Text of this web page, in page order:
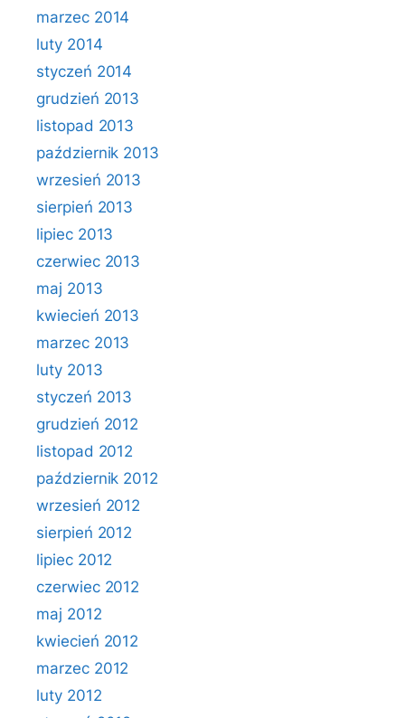
marzec 2014
luty 2014
styczeń 2014
grudzień 2013
listopad 2013
październik 2013
wrzesień 2013
sierpień 2013
lipiec 2013
czerwiec 2013
maj 2013
kwiecień 2013
marzec 2013
luty 2013
styczeń 2013
grudzień 2012
listopad 2012
październik 2012
wrzesień 2012
sierpień 2012
lipiec 2012
czerwiec 2012
maj 2012
kwiecień 2012
marzec 2012
luty 2012